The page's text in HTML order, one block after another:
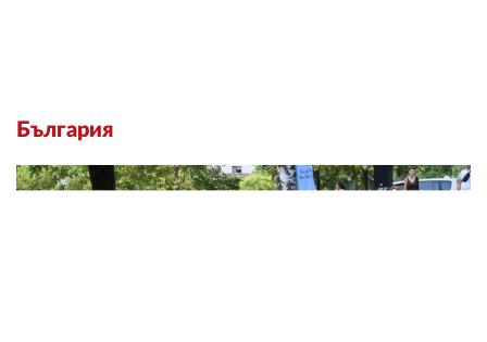
България